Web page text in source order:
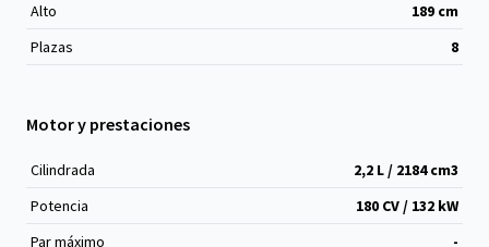
Alto
189 cm
Plazas
8
Motor y prestaciones
Cilindrada 2,2 L / 2184 cm3
Potencia
180 CV / 132 kW
Par máximo
-